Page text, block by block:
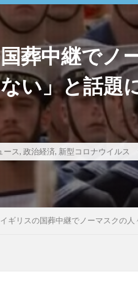
葬中継でノ
い」と話題
ース, 政治経済, 新型コロナウイルス
イギリスの国葬中継でノーマスクの